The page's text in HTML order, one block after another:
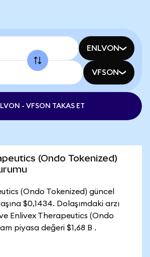
ENLVON
VFSON
- VFSON TAKAS ET
(Ondo Tokenized)
(Ondo Tokenized) güncel
$0,1434. Dolaşımdaki arzı
ve Enlivex Therapeutics (Ondo
piyasa değeri $1,68 B .